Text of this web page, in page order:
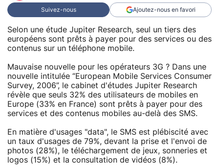
Suivez-nous Ajoutez-nous en favori
Selon une étude Jupiter Research, seul un tiers des
européens sont prêts à payer pour des services ou des
contenus sur un téléphone mobile.
Mauvaise nouvelle pour les opérateurs 3G ? Dans une
nouvelle intitulée “European Mobile Services Consumer
Survey, 2006”, le cabinet d'études Jupiter Research
révèle que seuls 32% des utilisateurs de mobiles en
Europe (33% en France) sont prêts à payer pour des
services et des contenus mobiles au-delà des SMS.
En matière d'usages "data", le SMS est plébiscité avec
un taux d'usages de 79%, devant la prise et l'envoi de
photos (28%), le téléchargement de jeux, sonneries et
logos (15%) et la consultation de vidéos (8%).